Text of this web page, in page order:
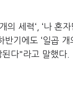
세력‘, ‘나 혼자
기에도 ‘일곱 개
다"라고 말했다.